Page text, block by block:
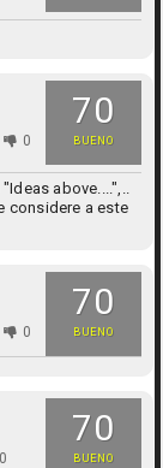
70
BUENO
0
above....",..
considere a este
70
BUENO
0
70
BUENO
0